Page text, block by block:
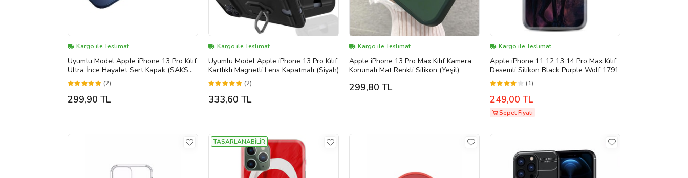
Kargo ile Teslimat
Uyumlu Model Apple iPhone 13 Pro Kılıf
Ultra İnce Hayalet Sert Kapak (SAKS
MAVI)
(2)
299,90 TL
Kargo ile Teslimat
Uyumlu Model Apple iPhone 13 Pro Kılıf
Kartlıklı Magnetli Lens Kapatmalı (Siyah)
(2)
333,60 TL
Kargo ile Teslimat
Apple iPhone 13 Pro Max Kılıf Kamera
Korumalı Mat Renkli Silikon (Yeşil)
299,80 TL
Kargo ile Teslimat
Apple iPhone 11 12 13 14 Pro Max Kılıf
Desemli Silikon Black Purple Wolf 1791
(1)
249,00 TL
Sepet Fiyatı
TASARLANABİLİR